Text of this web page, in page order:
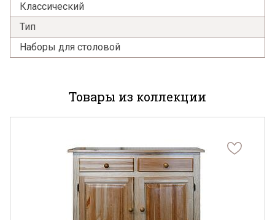
Классический
Тип
Наборы для столовой
Товары из коллекции